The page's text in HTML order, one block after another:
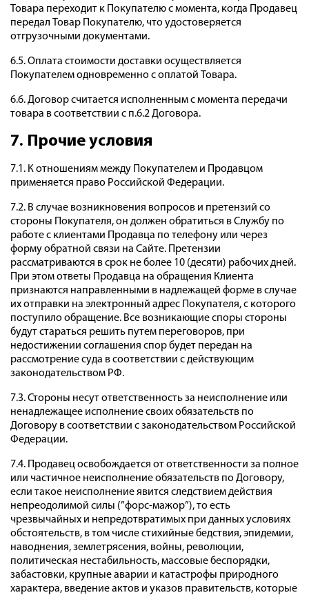
Товара переходит к Покупателю с момента, когда Продавец
передал Товар Покупателю, что удостоверяется
отгрузочными документами.
6.5. Оплата стоимости доставки осуществляется
Покупателем одновременно с оплатой Товара.
6.6. Договор считается исполненным с момента передачи
товара в соответствии с п.6.2 Договора.
7. Прочие условия
7.1. К отношениям между Покупателем и Продавцом
применяется право Российской Федерации.
7.2. В случае возникновения вопросов и претензий со
стороны Покупателя, он должен обратиться в Службу по
работе с клиентами Продавца по телефону или через
форму обратной связи на Сайте. Претензии
рассматриваются в срок не более 10 (десяти) рабочих дней.
При этом ответы Продавца на обращения Клиента
признаются направленными в надлежащей форме в случае
их отправки на электронный адрес Покупателя, с которого
поступило обращение. Все возникающие споры стороны
будут стараться решить путем переговоров, при
недостижении соглашения спор будет передан на
рассмотрение суда в соответствии с действующим
законодательством РФ.
7.3. Стороны несут ответственность за неисполнение или
ненадлежащее исполнение своих обязательств по
Договору в соответствии с законодательством Российской
Федерации.
7.4. Продавец освобождается от ответственности за полное
или частичное неисполнение обязательств по Договору,
если такое неисполнение явится следствием действия
непреодолимой силы (”форс-мажор”), то есть
чрезвычайных и непредотвратимых при данных условиях
обстоятельств, в том числе стихийные бедствия, эпидемии,
наводнения, землетрясения, войны, революции,
политическая нестабильность, массовые беспорядки,
забастовки, крупные аварии и катастрофы природного
характера, введение актов и указов правительств, которые